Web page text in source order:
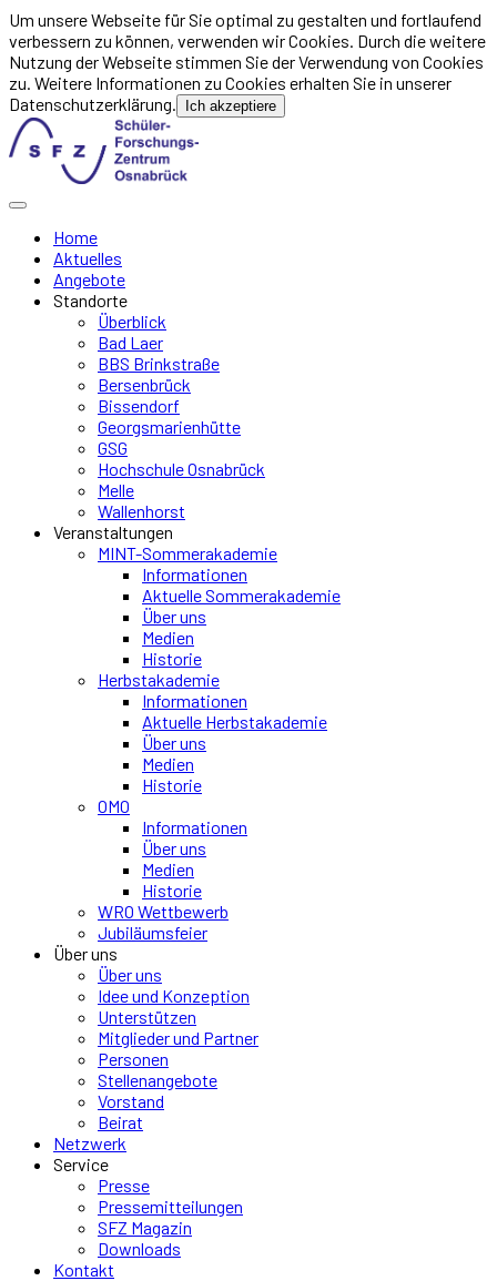
Um unsere Webseite für Sie optimal zu gestalten und fortlaufend
verbessern zu können, verwenden wir Cookies. Durch die weitere
Nutzung der Webseite stimmen Sie der Verwendung von Cookies
zu. Weitere Informationen zu Cookies erhalten Sie in unserer
Datenschutzerklärung.
Ich akzeptiere
Home
Aktuelles
Angebote
Standorte
Überblick
Bad Laer
BBS Brinkstraße
Bersenbrück
Bissendorf
Georgsmarienhütte
GSG
Hochschule Osnabrück
Melle
Wallenhorst
Veranstaltungen
MINT-Sommerakademie
Informationen
Aktuelle Sommerakademie
Über uns
Medien
Historie
Herbstakademie
Informationen
Aktuelle Herbstakademie
Über uns
Medien
Historie
OMO
Informationen
Über uns
Medien
Historie
WRO Wettbewerb
Jubiläumsfeier
Über uns
Über uns
Idee und Konzeption
Unterstützen
Mitglieder und Partner
Personen
Stellenangebote
Vorstand
Beirat
Netzwerk
Service
Presse
Pressemitteilungen
SFZ Magazin
Downloads
Kontakt